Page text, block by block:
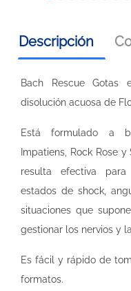
Descripción
Bach Rescue Gotas
disolución acuosa de
Está formulado a
Impatiens, Rock Rose
resulta efectiva para
estados de shock,
situaciones que
gestionar los nervios y
Es fácil y rápido de
formatos.